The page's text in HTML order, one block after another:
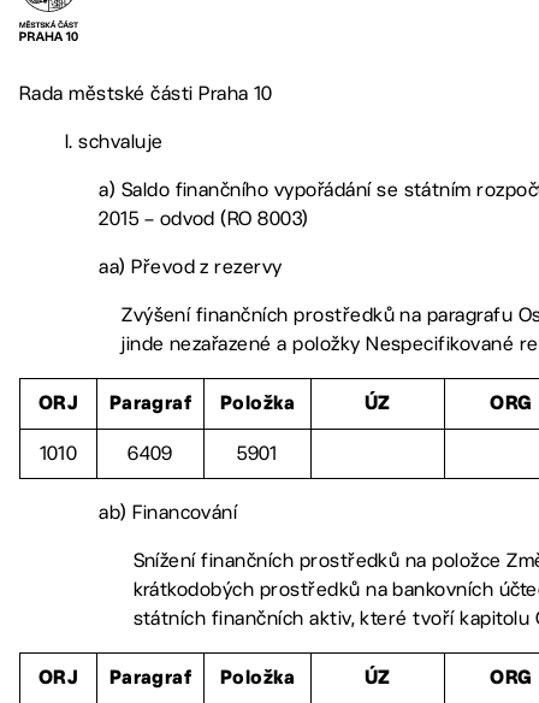
Rada městské části Praha 10
I. schvaluje
a) Saldo finančního vypořádání se státním
2015 – odvod (RO 8003)
aa) Převod z rezervy
Zvýšení finančních prostředků na paragrafu
jinde nezařazené a položky Nespecifikované
ORJ Paragraf Položka ÚZ ORG
1010 6409 5901
ab) Financování
Snížení finančních prostředků na položce
krátkodobých prostředků na bankovních
státních finančních aktiv, které tvoří kapitolu
ORJ Paragraf Položka ÚZ ORG